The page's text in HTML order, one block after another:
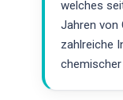
welches
Jahren von
zahlreiche